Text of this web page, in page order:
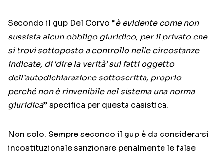
Secondo il gup Del Corvo “è evidente come non
sussista alcun obbligo giuridico, per il privato che
si trovi sottoposto a controllo nelle circostanze
indicate, di ‘dire la verità’ sui fatti oggetto
dell’autodichiarazione sottoscritta, proprio
perché non è rinvenibile nel sistema una norma
giuridica” specifica per questa casistica.
Non solo. Sempre secondo il gup è da considerarsi
incostituzionale sanzionare penalmente le false